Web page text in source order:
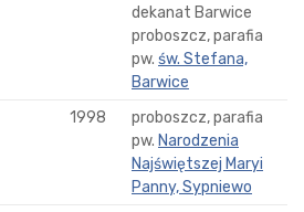
dekanat Barwice
proboszcz, parafia
pw. św. Stefana,
Barwice
1998
proboszcz, parafia
pw. Narodzenia
Najświętszej Maryi
Panny, Sypniewo